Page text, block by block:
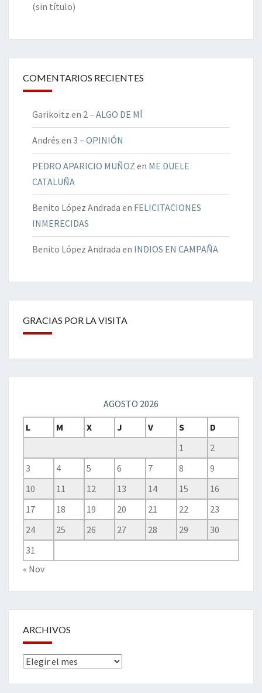
(sin título)
COMENTARIOS RECIENTES
Garikoitz en 2 – ALGO DE MÍ
Andrés en 3 – OPINIÓN
PEDRO APARICIO MUÑOZ en ME DUELE
CATALUÑA
Benito López Andrada en FELICITACIONES
INMERECIDAS
Benito López Andrada en INDIOS EN CAMPAÑA
GRACIAS POR LA VISITA
AGOSTO 2026
L
M X J V S
D
1
2
3
4 5 6 7 8
9
10
11 12 13 14 15
16
17
18 19 20 21 22
23
24
25 26 27 28 29
30
31
« Nov
ARCHIVOS
Archivos